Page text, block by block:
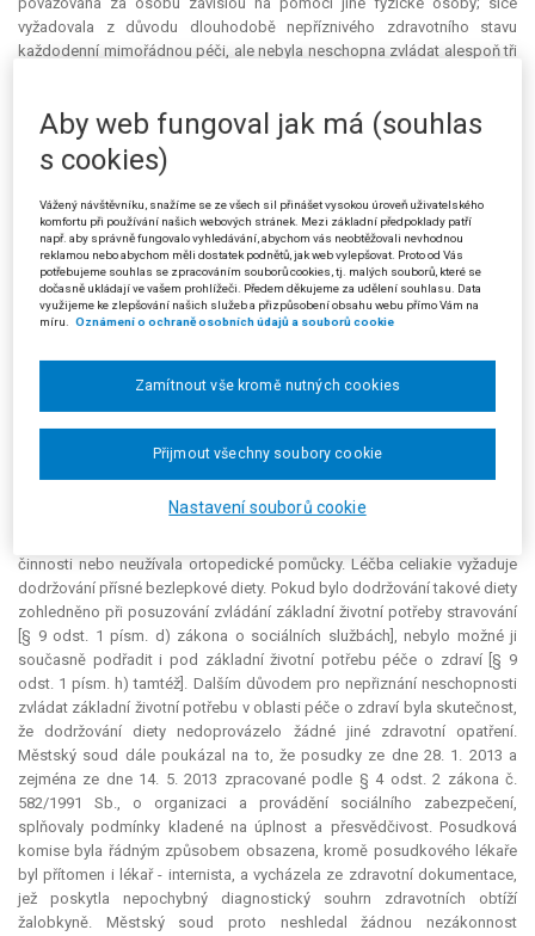
vyžadovala z důvodu dlouhodobě nepříznivého zdravotního stavu
každodenní mimořádnou péči, ale nebyla neschopna zvládat alespoň tři
Žalobou podanou dne 7. 8. 2013 u Městského soudu v Praze brojila
žalobkyně proti rozhodnutí žalovaného z důvodu, že posudková komise
nehodnotila základní životní potřebu péče o zdraví samostatně, ale
možné léčit pouze přísnou bezlepkovou dietou, a proto je zřejmě
nesprávné, že dodržování přísné bezlepkové diety bylo hodnoceno
pouze v oblasti základní životní potřeby stravování, a nikoli péče o
zdraví. Zákonodárce v § 2c vyhlášky č. 505/2006 Sb. předpokládal, že
každá životní potřeba bude posuzována samostatně a uznání jedné
nemůže vyloučit uznání druhé. Žalobkyně proto navrhla, aby soud
Městský soud rozsudkem ze dne 5. 2. 2014, čj. 2 Ad 43/2013-27,
komise Ministerstva práce a sociálních věcí ze dne 28. 1. 2013 a ze
potřeby péče o zdraví, protože žalobkyně neužívala pravidelně léky
činnosti nebo neužívala ortopedické pomůcky. Léčba celiakie vyžaduje
dodržování přísné bezlepkové diety. Pokud bylo dodržování takové diety
zohledněno při posuzování zvládání základní životní potřeby stravování
[§ 9 odst. 1 písm. d) zákona o sociálních službách], nebylo možné ji
současně podřadit i pod základní životní potřebu péče o zdraví [§ 9
odst. 1 písm. h) tamtéž]. Dalším důvodem pro nepřiznání neschopnosti
zvládat základní životní potřebu v oblasti péče o zdraví byla skutečnost,
že dodržování diety nedoprovázelo žádné jiné zdravotní opatření.
Městský soud dále poukázal na to, že posudky ze dne 28. 1. 2013 a
zejména ze dne 14. 5. 2013 zpracované podle § 4 odst. 2 zákona č.
582/1991 Sb., o organizaci a provádění sociálního zabezpečení,
splňovaly podmínky kladené na úplnost a přesvědčivost. Posudková
komise byla řádným způsobem obsazena, kromě posudkového lékaře
byl přítomen i lékař - internista, a vycházela ze zdravotní dokumentace,
jež poskytla nepochybný diagnostický souhrn zdravotních obtíží
žalobkyně. Městský soud proto neshledal žádnou nezákonnost
Aby web fungoval jak má (souhlas
s cookies)
Vážený návštěvníku, snažíme se ze všech sil přinášet vysokou úroveň uživatelského
komfortu při používání našich webových stránek. Mezi základní předpoklady patří
např. aby správně fungovalo vyhledávání, abychom vás neobtěžovali nevhodnou
reklamou nebo abychom měli dostatek podnětů, jak web vylepšovat. Proto od Vás
potřebujeme souhlas se zpracováním souborů cookies, tj. malých souborů, které se
dočasně ukládají ve vašem prohlížeči. Předem děkujeme za udělení souhlasu. Data
využijeme ke zlepšování našich služeb a přizpůsobení obsahu webu přímo Vám na
míru.
Oznámení o ochraně osobních údajů a souborů cookie
Nastavení souborů cookie
Zamítnout vše kromě nutných cookies
Přijmout všechny soubory cookie